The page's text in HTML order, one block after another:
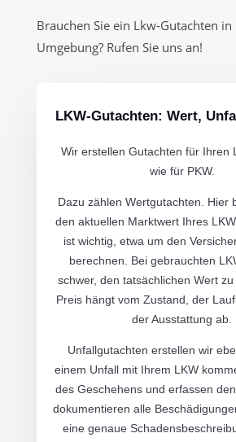
Brauchen Sie ein Lkw-Gutachten
Umgebung? Rufen Sie uns an!
LKW-Gutachten: Wert,
Wir erstellen Gutachten für Ihren
wie für PKW.
Dazu zählen Wertgutachten. Hier
den aktuellen Marktwert Ihres
ist wichtig, etwa um den
berechnen. Bei gebrauchten
schwer, den tatsächlichen Wert
Preis hängt vom Zustand, der
der Ausstattung ab.
Unfallgutachten erstellen wir
einem Unfall mit Ihrem LKW
des Geschehens und erfassen
dokumentieren alle
eine genaue